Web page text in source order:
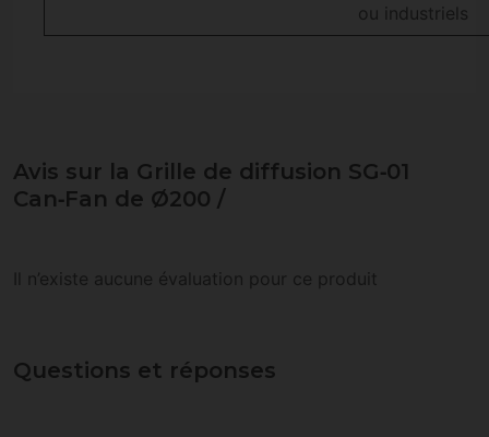
ou industriels
Avis sur la Grille de diffusion SG‑01
Can‑Fan de Ø200 /
Il n’existe aucune évaluation pour ce produit
Questions et réponses